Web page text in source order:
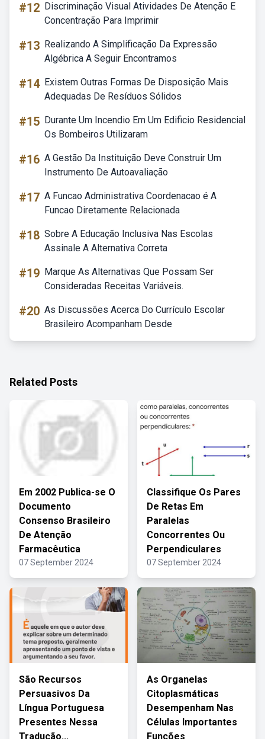
#12 Discriminação Visual Atividades De Atenção E
Concentração Para Imprimir
#13 Realizando A Simplificação Da Expressão
Algébrica A Seguir Encontramos
#14 Existem Outras Formas De Disposição Mais
Adequadas De Resíduos Sólidos
#15 Durante Um Incendio Em Um Edificio Residencial
Os Bombeiros Utilizaram
#16 A Gestão Da Instituição Deve Construir Um
Instrumento De Autoavaliação
#17 A Funcao Administrativa Coordenacao é A
Funcao Diretamente Relacionada
#18 Sobre A Educação Inclusiva Nas Escolas
Assinale A Alternativa Correta
#19 Marque As Alternativas Que Possam Ser
Consideradas Receitas Variáveis.
#20 As Discussões Acerca Do Currículo Escolar
Brasileiro Acompanham Desde
Related Posts
Em 2002 Publica-se O
Documento
Consenso Brasileiro
De Atenção
Farmacêutica
07 September 2024
Classifique Os Pares
De Retas Em
Paralelas
Concorrentes Ou
Perpendiculares
07 September 2024
São Recursos
Persuasivos Da
Língua Portuguesa
Presentes Nessa
Tradução...
As Organelas
Citoplasmáticas
Desempenham Nas
Células Importantes
Funções